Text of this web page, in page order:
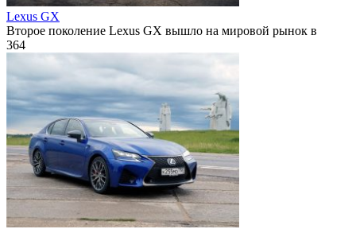
Lexus GX
Второе поколение Lexus GX вышло на мировой рынок в
364